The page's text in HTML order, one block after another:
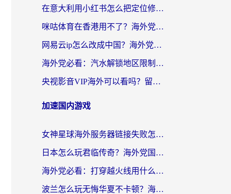
在意大利用小红书怎么把定位修改到中国国内？3个实用技巧+1个靠谱工具帮你搞定
咪咕体育在香港用不了？海外党必看的回国加速器选择指南（附3个真实场景解决方案）
网易云ip怎么改成中国？海外党听音乐听书的无痛解决方案
海外党必看：汽水解锁地区限制怎么解除？3招解决国内影音&生活服务难题
央视影音VIP海外可以看吗？留学生亲测有效的回国加速器选择指南
加速国内游戏
女神星球海外服务器链接失败怎么解决？海外党国服游戏加速避坑指南
日本怎么玩君临传奇？海外党国服游戏加速避坑指南（附菲律宾欧洲玩家实测）
海外党必看：打穿越火线用什么加速器？解决延迟卡顿，还能玩奇妙拼图世界和第五人格
波兰怎么玩无悔华夏不卡顿？海外国服游戏加速器终极指南（附征途2萤火突击解决方案）